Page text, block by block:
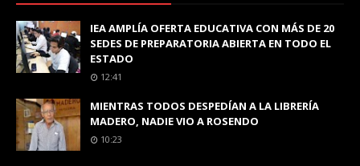
IEA AMPLÍA OFERTA EDUCATIVA CON MÁS DE 20
SEDES DE PREPARATORIA ABIERTA EN TODO EL
ESTADO
12:41
MIENTRAS TODOS DESPEDÍAN A LA LIBRERÍA
MADERO, NADIE VIO A ROSENDO
10:23